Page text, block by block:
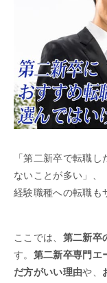
「第二新卒で転職
ないことが多い」、
経験職種への転職も
ここでは、 第二新卒
す。 第二新卒専門エ
だ方がいい理由や、